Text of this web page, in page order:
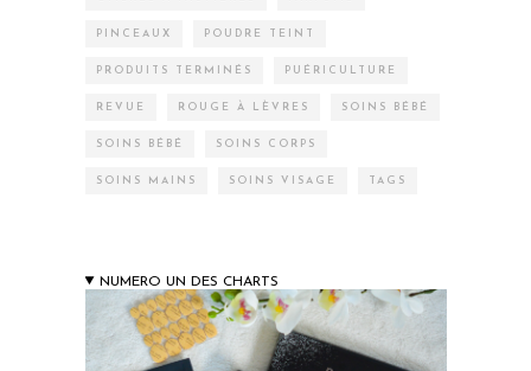
PINCEAUX POUDRE TEINT
PRODUITS TERMINÉS PUÉRICULTURE
REVUE ROUGE À LÈVRES SOINS BÉBÉ
SOINS BÉBÉ SOINS CORPS
SOINS MAINS SOINS VISAGE TAGS
NUMERO UN DES CHARTS